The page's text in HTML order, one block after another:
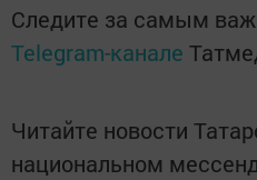
Следите за самым
Telegram-канале
Читайте новости
национальном